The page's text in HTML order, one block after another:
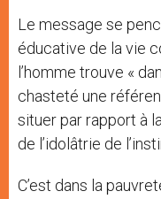
Le message se
éducative de la vie
l’homme trouve «
chasteté une
situer par rapport à
de l’idolâtrie de
C’est dans la